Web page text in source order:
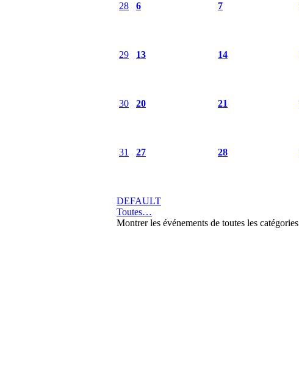
28 6 7
29 13 14
30 20 21
31 27 28
DEFAULT
Toutes…
Montrer les événements de toutes les catégories